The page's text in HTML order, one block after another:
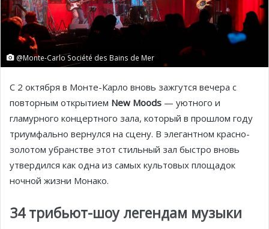
@Monte-Carlo Société des Bains de Mer
С 2 октября в Монте-Карло вновь зажгутся вечера с
повторным открытием New Moods — уютного и
гламурного концертного зала, который в прошлом году
триумфально вернулся на сцену. В элегантном красно-
золотом убранстве этот стильный зал быстро вновь
утвердился как одна из самых культовых площадок
ночной жизни Монако.
34 трибьют-шоу легендам музыки